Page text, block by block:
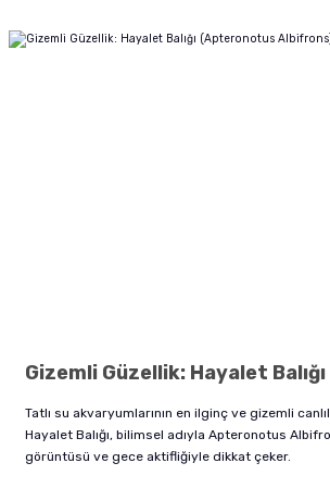
Tatlı su akvaryumlarının en ilginç ve gizemli
Hayalet Balığı, bilimsel adıyla Apteronotus
görüntüsü ve gece aktifliğiyle dikkat çeker.